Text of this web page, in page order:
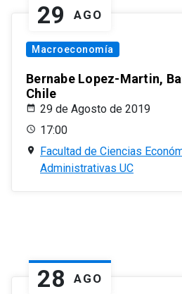
29 AGO
Macroeconomía
Bernabe Lopez-Martin,
Chile
29 de Agosto de 2019
17:00
Facultad de Ciencias
Administrativas UC
28 AGO